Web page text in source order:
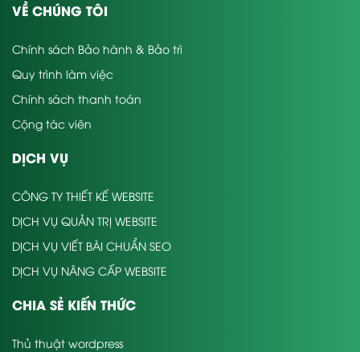
VỀ CHÚNG TÔI
Chính sách Bảo hành & Bảo trì
Quy trình làm việc
Chính sách thanh toán
Cộng tác viên
DỊCH VỤ
CÔNG TY THIẾT KẾ WEBSITE
DỊCH VỤ QUẢN TRỊ WEBSITE
DỊCH VỤ VIẾT BÀI CHUẨN SEO
DỊCH VỤ NÂNG CẤP WEBSITE
CHIA SẺ KIẾN THỨC
Thủ thuật wordpress